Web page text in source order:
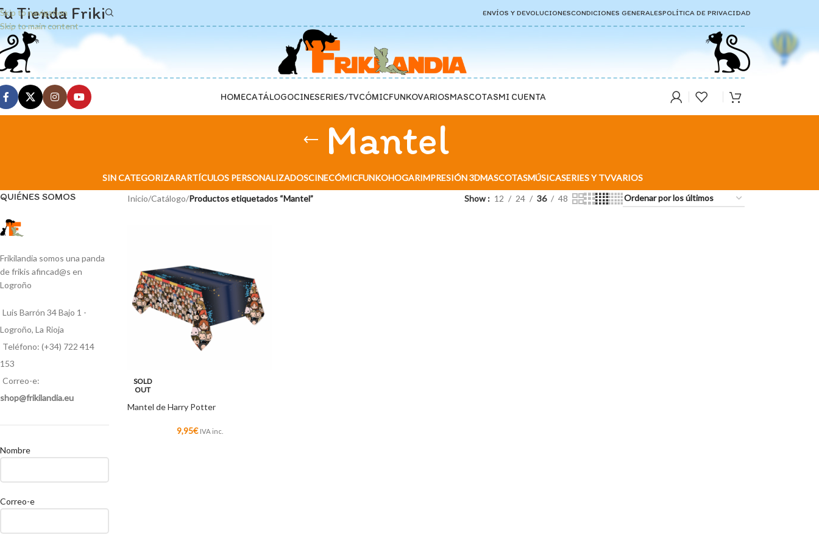
Skip to navigation
Skip to main content
Tienda Friki ENVÍOS Y DEVOLUCIONESCONDICIONES GENERALESPOLÍTICA DE PRIVACIDAD
HOMECATÁLOGOCINESERIES/TVCÓMICFUNKOVARIOSMASCOTASMI CUENTA
Mantel
SIN CATEGORIZARARTÍCULOS PERSONALIZADOSCINECÓMICFUNKOHOGARIMPRESIÓN 3DMASCOTASMÚSICASERIES Y TVVARIOS
QUIÉNES SOMOS
Frikilandia somos una panda
de frikis afincad@s en
Logroño
Luis Barrón 34 Bajo 1 -
Logroño, La Rioja
Teléfono: (+34) 722 414
153
Correo-e:
shop@frikilandia.eu
Nombre
Correo-e
Inicio/Catálogo/Productos etiquetados “Mantel” Show 12 24 36 48
SOLD
OUT
Mantel de Harry Potter
9,95€ IVA inc.